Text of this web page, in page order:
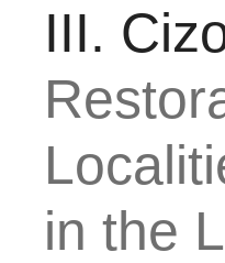
III.
in the